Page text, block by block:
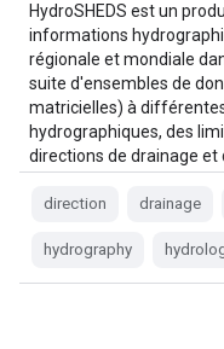
HydroSHEDS est un
informations
régionale et mondiale
suite d'ensembles de
matricielles) à
hydrographiques, des
directions de drainage et
direction drainage
hydrography